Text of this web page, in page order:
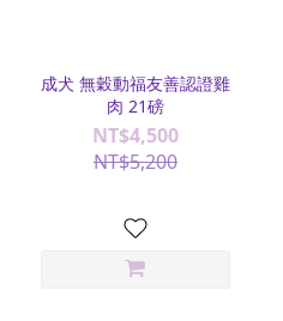
成犬 無穀動福友善認證雞
肉 21磅
NT$4,500
NT$5,200